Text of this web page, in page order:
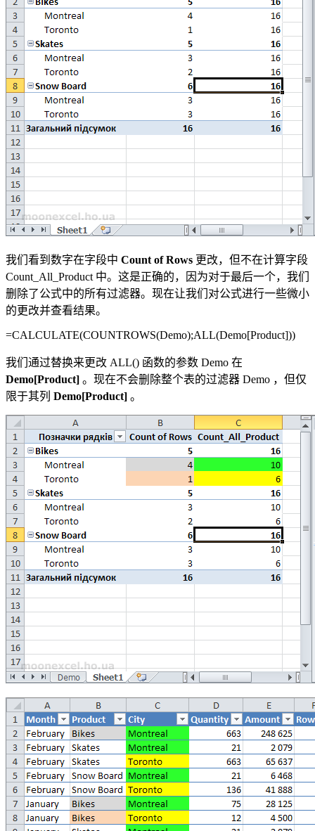
我们看到数字在字段中 Count of Rows 更改，但不在计算字段
Count_All_Product 中。这是正确的，因为对于最后一个，我们
删除了公式中的所有过滤器。现在让我们对公式进行一些微小
的更改并查看结果。
=CALCULATE(COUNTROWS(Demo);ALL(Demo[Product]))
我们通过替换来更改 ALL() 函数的参数 Demo 在
Demo[Product] 。现在不会删除整个表的过滤器 Demo ，但仅
限于其列 Demo[Product] 。